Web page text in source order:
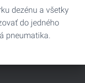
dezénu a všetky
do jedného
pneumatika.